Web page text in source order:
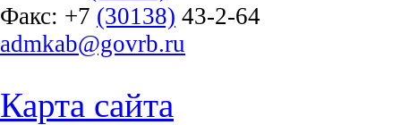
Факс: +7 (30138) 43-2-64
admkab@govrb.ru
Карта сайта